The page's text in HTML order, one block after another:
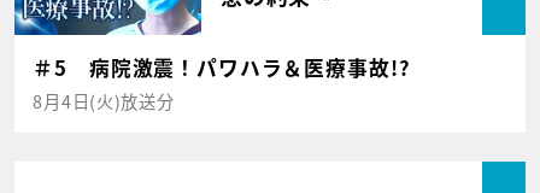
＃5 病院激震！パワハラ＆医療事故!?
8月4日(火)放送分